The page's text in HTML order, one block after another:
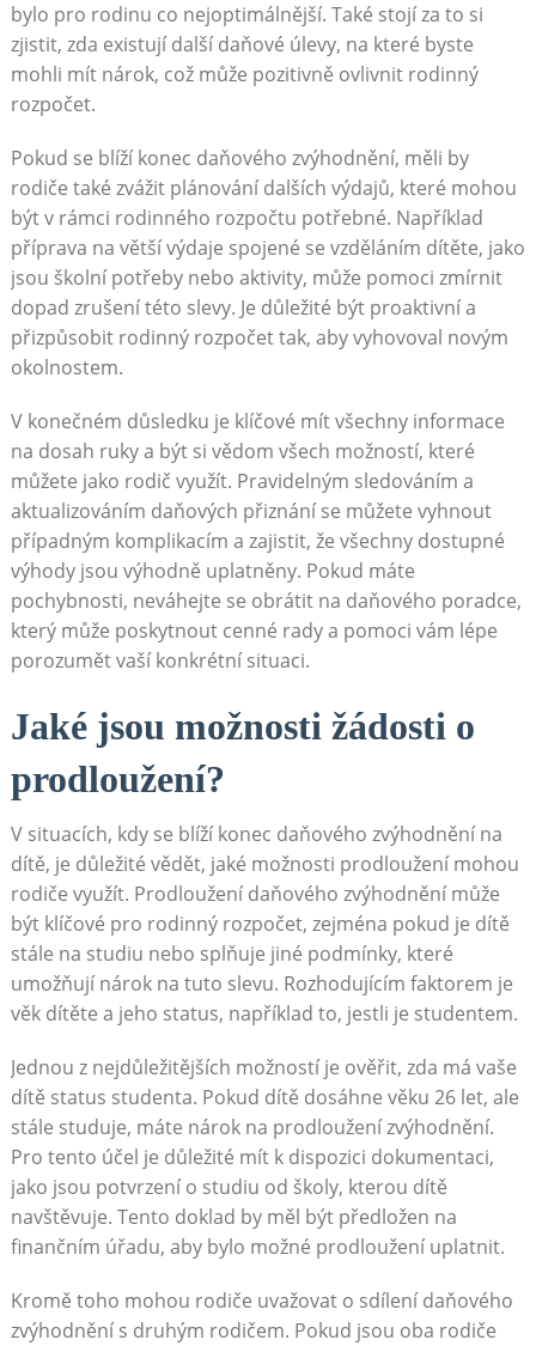
bylo pro rodinu co nejoptimálnější. Také stojí za to si
zjistit, zda existují další daňové úlevy, na které byste
mohli mít nárok, což může pozitivně ovlivnit rodinný
rozpočet.
Pokud se blíží konec daňového zvýhodnění, měli by
rodiče také zvážit plánování dalších výdajů, které mohou
být v rámci rodinného rozpočtu potřebné. Například
příprava na větší výdaje spojené se vzděláním dítěte, jako
jsou školní potřeby nebo aktivity, může pomoci zmírnit
dopad zrušení této slevy. Je důležité být proaktivní a
přizpůsobit rodinný rozpočet tak, aby vyhovoval novým
okolnostem.
V konečném důsledku je klíčové mít všechny informace
na dosah ruky a být si vědom všech možností, které
můžete jako rodič využít. Pravidelným sledováním a
aktualizováním daňových přiznání se můžete vyhnout
případným komplikacím a zajistit, že všechny dostupné
výhody jsou výhodně uplatněny. Pokud máte
pochybnosti, neváhejte se obrátit na daňového poradce,
který může poskytnout cenné rady a pomoci vám lépe
porozumět vaší konkrétní situaci.
Jaké jsou možnosti žádosti o
prodloužení?
V situacích, kdy se blíží konec daňového zvýhodnění na
dítě, je důležité vědět, jaké možnosti prodloužení mohou
rodiče využít. Prodloužení daňového zvýhodnění může
být klíčové pro rodinný rozpočet, zejména pokud je dítě
stále na studiu nebo splňuje jiné podmínky, které
umožňují nárok na tuto slevu. Rozhodujícím faktorem je
věk dítěte a jeho status, například to, jestli je studentem.
Jednou z nejdůležitějších možností je ověřit, zda má vaše
dítě status studenta. Pokud dítě dosáhne věku 26 let, ale
stále studuje, máte nárok na prodloužení zvýhodnění.
Pro tento účel je důležité mít k dispozici dokumentaci,
jako jsou potvrzení o studiu od školy, kterou dítě
navštěvuje. Tento doklad by měl být předložen na
finančním úřadu, aby bylo možné prodloužení uplatnit.
Kromě toho mohou rodiče uvažovat o sdílení daňového
zvýhodnění s druhým rodičem. Pokud jsou oba rodiče